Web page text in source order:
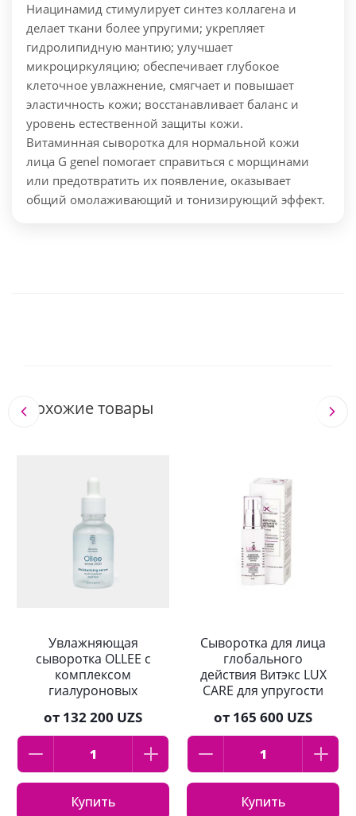
Ниацинамид стимулирует синтез коллагена и
делает ткани более упругими; укрепляет
гидролипидную мантию; улучшает
микроциркуляцию; обеспечивает глубокое
клеточное увлажнение, смягчает и повышает
эластичность кожи; восстанавливает баланс и
уровень естественной защиты кожи.
Витаминная сыворотка для нормальной кожи
лица G genel помогает справиться с морщинами
или предотвратить их появление, оказывает
общий омолаживающий и тонизирующий эффект.
Похожие товары
Увлажняющая
сыворотка OLLEE с
комплексом
гиалуроновых
от 132 200 UZS
Купить
Сыворотка для лица
глобального
действия Витэкс LUX
CARE для упругости
эффектом 50мл
от 165 600 UZS
Купить